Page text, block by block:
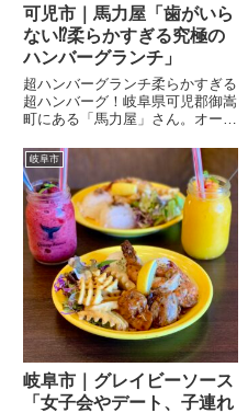
可児市｜馬力屋「歯がいら
ない⁉️柔らかすぎる究極の
ハンバーグランチ」
超ハンバーグランチ柔らかすぎる
超ハンバーグ！岐阜県可児郡御嵩
町にある「馬力屋」さん。オープ
ていく人気の焼き肉店です。ラン
チタイムの看板メニューは「超ハ
ンバーグ」。食べてみれば「超」
の意味がわかります。このハン
バ...
岐阜市
岐阜市｜グレイビーソース
「女子会やデート、子連れ